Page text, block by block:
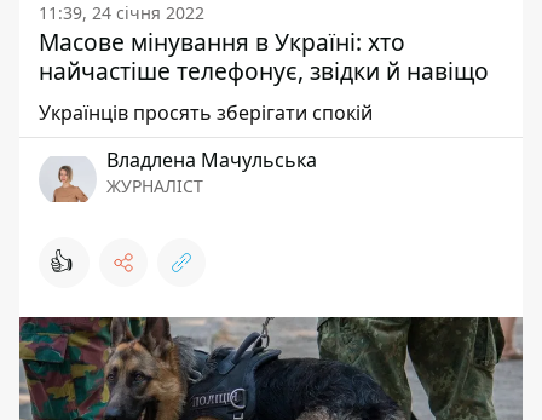
11:39, 24 січня 2022
Масове мінування в Україні: хто
найчастіше телефонує, звідки й навіщо
Українців просять зберігати спокій
Владлена Мачульська
ЖУРНАЛІСТ
👍